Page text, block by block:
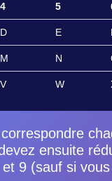
4 5
D E
M N
V W
ensuite
9 (sauf si